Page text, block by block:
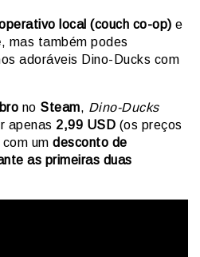
local (couch co-op) e
, mas também podes
adoráveis Dino-Ducks com
no Steam, Dino-Ducks
apenas 2,99 USD (os preços
um desconto de
as primeiras duas